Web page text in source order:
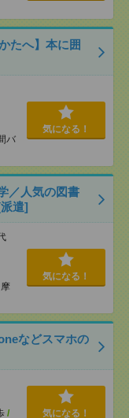
たへ】本に囲
バ
気になる！
／人気の図書
遣]
気になる！
などスマホの
/
気になる！